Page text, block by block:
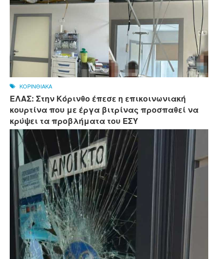
ΚΟΡΙΝΘΙΑΚΑ
ΕΛΑΣ: Στην Κόρινθο έπεσε η επικοινωνιακή
κουρτίνα που με έργα βιτρίνας προσπαθεί να
κρύψει τα προβλήματα του ΕΣΥ